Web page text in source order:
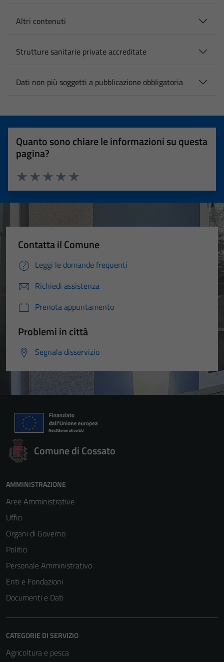
Altri contenuti
Strutture sanitarie private accreditate
Dati non più soggetti a pubblicazione obbligatoria
Quanto sono chiare le informazioni su questa
pagina?
Valuta 5 stelle su 5
Valuta 4 stelle su 5
Valuta 3 stelle su 5
Valuta 2 stelle su 5
Valuta 1 stelle su 5
Contatta il Comune
Leggi le domande frequenti
Richiedi assistenza
Prenota appuntamento
Problemi in città
Segnala disservizio
Comune di Cossato
AMMINISTRAZIONE
Aree Amministrative
Uffici
Organi di Governo
Politici
Personale Amministrativo
Enti e Fondazioni
Documenti e Dati
CATEGORIE DI SERVIZIO
Agricoltura e pesca